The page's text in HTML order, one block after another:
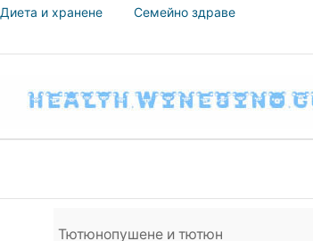
Диета и хранене
Семейно здраве
Тютюнопушене и тютюн